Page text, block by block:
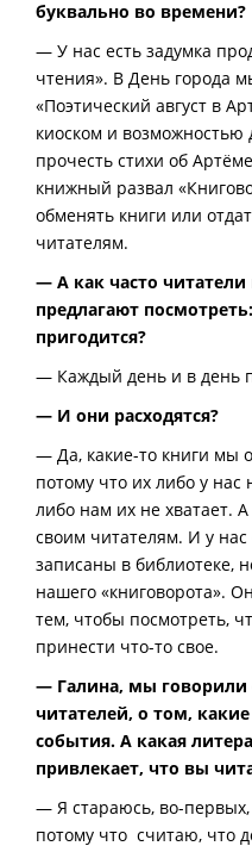
буквально во времени?
— У нас есть задумка
чтения». В День города
«Поэтический август в
киоском и возможностью
прочесть стихи об
книжный развал
обменять книги или
читателям.
— А как часто
предлагают
пригодится?
— Каждый день и в день
— И они расходятся?
— Да, какие-то книги мы
потому что их либо у нас
либо нам их не хватает.
своим читателям. И у
записаны в библиотеке,
нашего «книговорота».
тем, чтобы посмотреть,
принести что-то свое.
— Галина, мы говорили
читателей, о том,
события. А какая
привлекает, что вы
— Я стараюсь, во-первых,
потому что считаю, что